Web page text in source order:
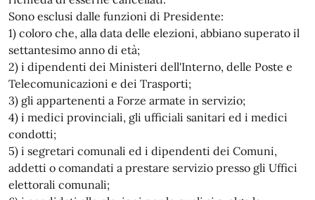
Sono esclusi dalle funzioni di Presidente:
1) coloro che, alla data delle elezioni, abbiano superato il
settantesimo anno di età;
2) i dipendenti dei Ministeri dell'Interno, delle Poste e
Telecomunicazioni e dei Trasporti;
3) gli appartenenti a Forze armate in servizio;
4) i medici provinciali, gli ufficiali sanitari ed i medici
condotti;
5) i segretari comunali ed i dipendenti dei Comuni,
addetti o comandati a prestare servizio presso gli Uffici
elettorali comunali;